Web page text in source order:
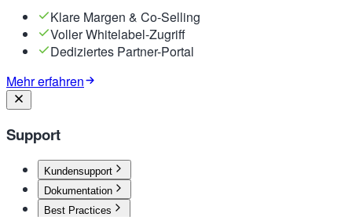
Klare Margen & Co-Selling
Voller Whitelabel-Zugriff
Dediziertes Partner-Portal
Mehr erfahren
Support
Kundensupport
Dokumentation
Best Practices